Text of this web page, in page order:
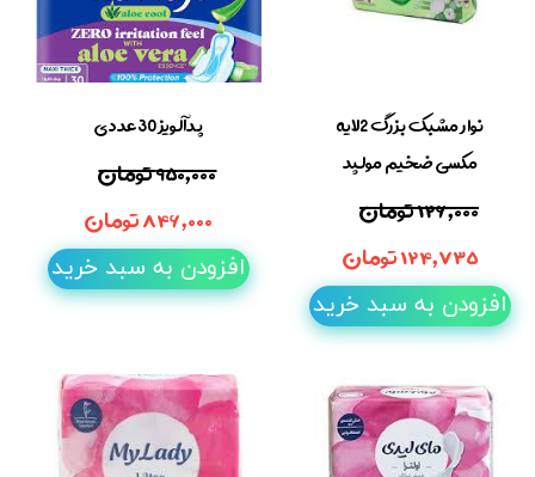
نوار مشبک بزرگ 2لایه
مکسی ضخیم مولپد
۱۲۶,۰۰۰ تومان
۱۲۴,۷۳۵ تومان
افزودن به سبد خرید
پدآلویز 30عددی
۹۵۰,۰۰۰ تومان
۸۴۶,۰۰۰ تومان
افزودن به سبد خرید